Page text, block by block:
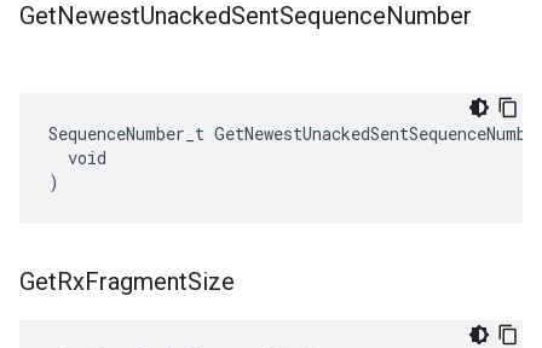
GetNewestUnackedSentSequenceNumber
SequenceNumber_t
  void
)
GetRxFragmentSize